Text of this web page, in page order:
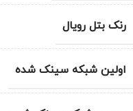
رنک بتل رویال
اولین شبکه سینک شده